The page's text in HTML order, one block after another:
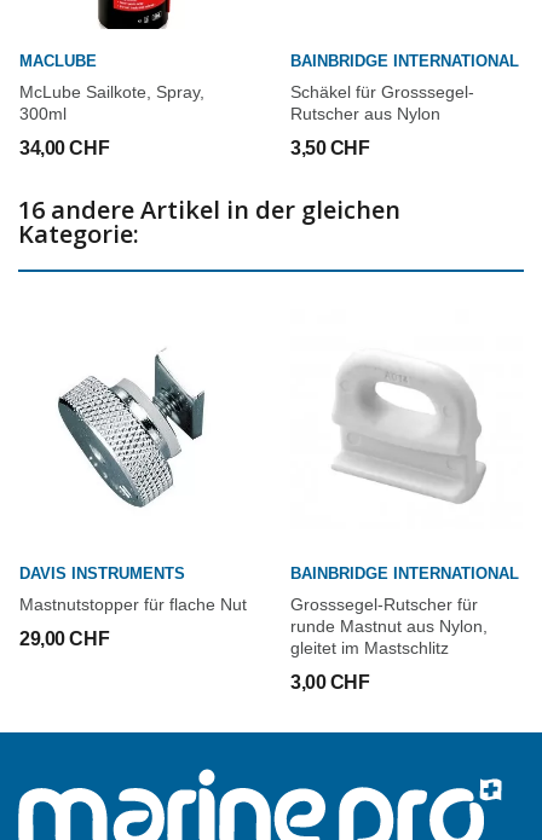
MACLUBE
McLube Sailkote, Spray,
300ml
34,00 CHF
BAINBRIDGE INTERNATIONAL
Schäkel für Grosssegel-
Rutscher aus Nylon
3,50 CHF
16 andere Artikel in der gleichen
Kategorie:
DAVIS INSTRUMENTS
Mastnutstopper für flache Nut
29,00 CHF
BAINBRIDGE INTERNATIONAL
Grosssegel-Rutscher für
runde Mastnut aus Nylon,
gleitet im Mastschlitz
3,00 CHF